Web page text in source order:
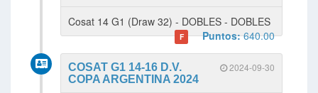
Cosat 14 G1 (Draw 32) - DOBLES - DOBLES
F Puntos:640.00
2024-09-30
COSAT G1 14-16 D.V.
COPA ARGENTINA 2024